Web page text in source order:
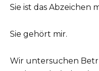
Sie ist das Abzeichen
Sie gehört mir.
Wir untersuchen